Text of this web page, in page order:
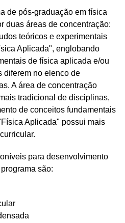
de pós-graduação em física
duas áreas de concentração:
teóricos e experimentais
Aplicada", englobando
de física aplicada e/ou
diferem no elenco de
A área de concentração
tradicional de disciplinas,
de conceitos fundamentais
Aplicada" possui mais
para desenvolvimento
são: